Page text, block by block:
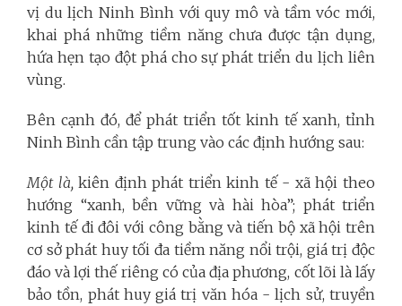
vị du lịch Ninh Bình với quy mô và tầm vóc mới,
khai phá những tiềm năng chưa được tận dụng,
hứa hẹn tạo đột phá cho sự phát triển du lịch liên
vùng.
Bên cạnh đó, để phát triển tốt kinh tế xanh, tỉnh
Ninh Bình cần tập trung vào các định hướng sau:
Một là,kiên định phát triển kinh tế - xã hội theo
hướng “xanh, bền vững và hài hòa”; phát triển
kinh tế đi đôi với công bằng và tiến bộ xã hội trên
cơ sở phát huy tối đa tiềm năng nổi trội, giá trị độc
đáo và lợi thế riêng có của địa phương, cốt lõi là lấy
bảo tồn, phát huy giá trị văn hóa - lịch sử, truyền